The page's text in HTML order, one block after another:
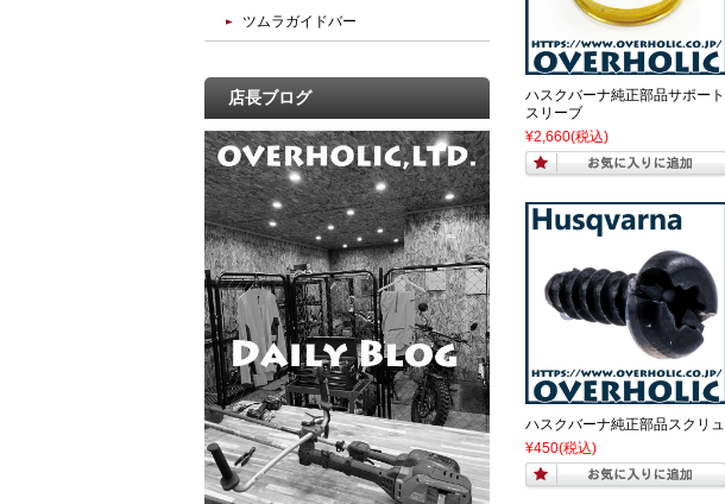
ハスクバーナ純正部品サポート
スリーブ
¥2,660(税込)
ハスクバーナ純正部品スクリュ
¥450(税込)
ツムラガイドバー
店長ブログ